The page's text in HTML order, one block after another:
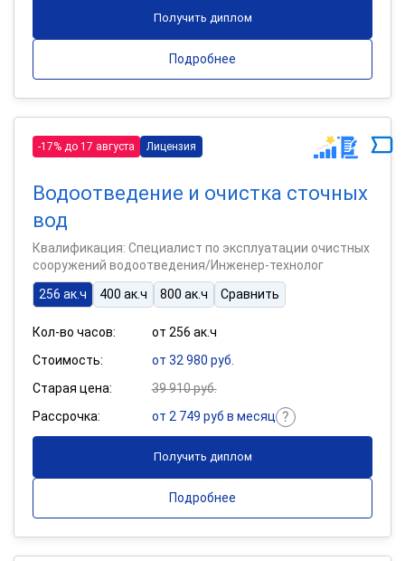
Получить диплом
Подробнее
-17% до 17 августа Лицензия
Водоотведение и очистка сточных
вод
Квалификация: Специалист по эксплуатации очистных
сооружений водоотведения/Инженер-технолог
256 ак.ч
400 ак.ч 800 ак.ч Сравнить
Кол-во часов:
от 256 ак.ч
Стоимость:
от 32 980 руб.
Старая цена:
39 910 руб.
Рассрочка:
от 2 749 руб в месяц
Получить диплом
Подробнее